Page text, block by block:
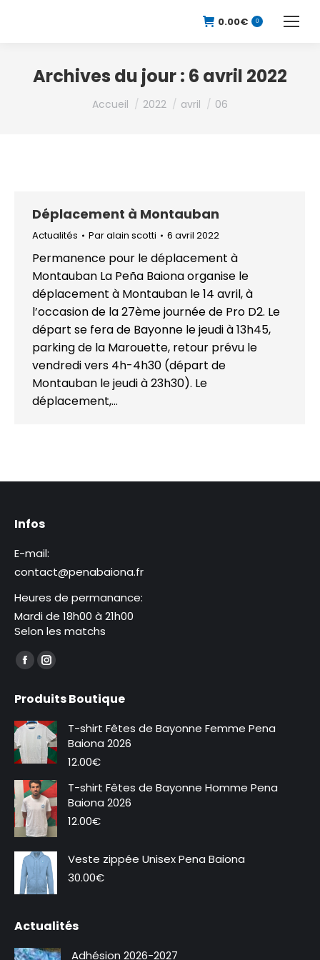
0.00€ 0
Archives du jour : 6 avril 2022
Vous êtes ici :
Accueil 2022 avril 06
Déplacement à Montauban
Actualités Paralain scotti 6 avril 2022
Permanence pour le déplacement à
Montauban La Peña Baiona organise le
déplacement à Montauban le 14 avril, à
l’occasion de la 27ème journée de Pro D2. Le
départ se fera de Bayonne le jeudi à 13h45,
parking de la Marouette, retour prévu le
vendredi vers 4h-4h30 (départ de
Montauban le jeudi à 23h30). Le
déplacement,…
Infos
E-mail:
contact@penabaiona.fr
Heures de permanance:
Mardi de 18h00 à 21h00
Selon les matchs
Trouvez nous sur :
La
Facebook
s'ouvre
dans
une
nouvelle
fenêtre
La
Instagram
s'ouvre
dans
une
nouvelle
fenêtre
Produits Boutique
T-shirt Fêtes de Bayonne Femme Pena
Baiona 2026
12.00€
T-shirt Fêtes de Bayonne Homme Pena
Baiona 2026
12.00€
NouveautéVeste zippée Unisex Pena Baiona
30.00€
Actualités
Adhésion 2026-2027